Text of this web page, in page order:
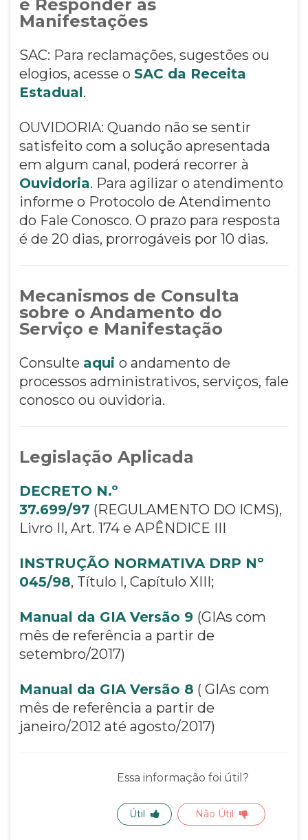
e Responder as
Manifestações
SAC: Para reclamações, sugestões ou
elogios, acesse o SAC da Receita
Estadual.
OUVIDORIA: Quando não se sentir
satisfeito com a solução apresentada
em algum canal, poderá recorrer à
Ouvidoria. Para agilizar o atendimento
informe o Protocolo de Atendimento
do Fale Conosco. O prazo para resposta
é de 20 dias, prorrogáveis por 10 dias.
Mecanismos de Consulta
sobre o Andamento do
Serviço e Manifestação
Consulte aqui o andamento de
processos administrativos, serviços, fale
conosco ou ouvidoria.
Legislação Aplicada
DECRETO N.º
37.699/97 (REGULAMENTO DO ICMS),
Livro II, Art. 174 e APÊNDICE III
INSTRUÇÃO NORMATIVA DRP Nº
045/98, Título I, Capítulo XIII;
Manual da GIA Versão 9 (GIAs com
mês de referência a partir de
setembro/2017)
Manual da GIA Versão 8 ( GIAs com
mês de referência a partir de
janeiro/2012 até agosto/2017)
Essa informação foi útil?
Útil Não Útil